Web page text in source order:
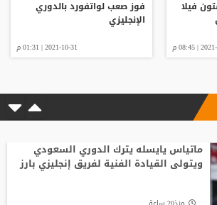
فيلا
| 08:45 م
فوز صعب لواتفورد بالدوري
الإنجليزي
2021-10-31 | 01:31 م
ماتياس يايسله يترك الدوري السعودي
ويتولى القيادة الفنية لفريق إنجليزي بارز